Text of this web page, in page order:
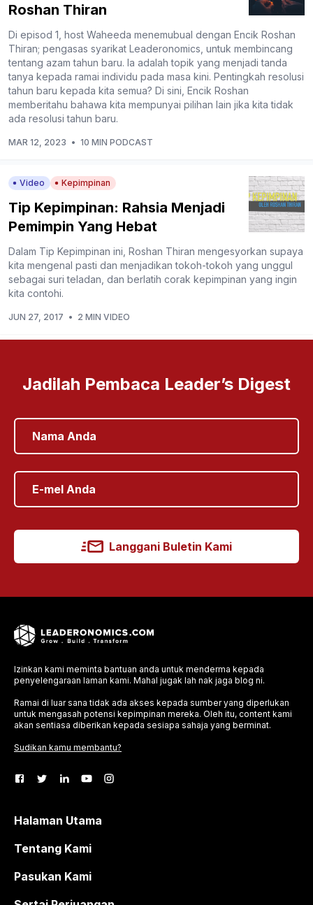
Roshan Thiran
Di episod 1, host Waheeda menemubual dengan Encik Roshan
Thiran; pengasas syarikat Leaderonomics, untuk membincang
tentang azam tahun baru. Ia adalah topik yang menjadi tanda
tanya kepada ramai individu pada masa kini. Pentingkah resolusi
tahun baru kepada kita semua? Di sini, Encik Roshan
memberitahu bahawa kita mempunyai pilihan lain jika kita tidak
ada resolusi tahun baru.
MAR 12, 2023 • 10 MIN PODCAST
Video Kepimpinan
Tip Kepimpinan: Rahsia Menjadi
Pemimpin Yang Hebat
Dalam Tip Kepimpinan ini, Roshan Thiran mengesyorkan supaya
kita mengenal pasti dan menjadikan tokoh-tokoh yang unggul
sebagai suri teladan, dan berlatih corak kepimpinan yang ingin
kita contohi.
JUN 27, 2017 • 2 MIN VIDEO
Jadilah Pembaca Leader’s Digest
Langgani Buletin Kami
Izinkan kami meminta bantuan anda untuk menderma kepada
penyelengaraan laman kami. Mahal jugak lah nak jaga blog ni.
Ramai di luar sana tidak ada akses kepada sumber yang diperlukan
untuk mengasah potensi kepimpinan mereka. Oleh itu, content kami
akan sentiasa diberikan kepada sesiapa sahaja yang berminat.
Sudikan kamu membantu?
Halaman Utama
Tentang Kami
Pasukan Kami